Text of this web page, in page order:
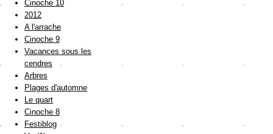
Cinoche 10
2012
A l'arrache
Cinoche 9
Vacances sous les
cendres
Arbres
Plages d'automne
Le quart
Cinoche 8
Festiblog